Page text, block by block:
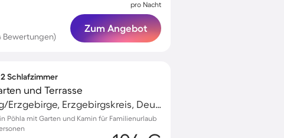
Bewertungen)
pro Nacht
Zum Angebot
2 Schlafzimmer
und Terrasse
Schwarzenberg/Erzgebirge, Erzgebirgskreis, Deutschland
Pöhla mit Garten und Kamin für Familienurlaub